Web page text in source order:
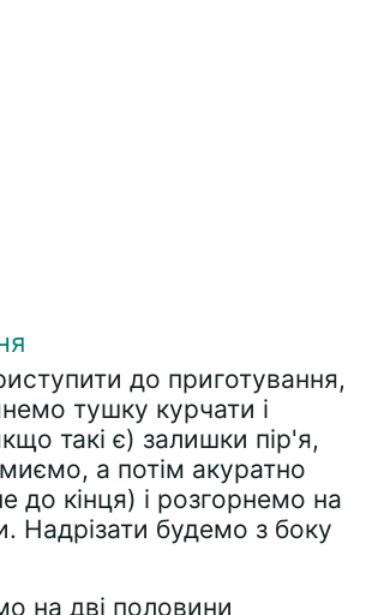
до приготування,
тушку курчати і
такі є) залишки пір'я,
а потім акуратно
до кінця) і розгорнемо на
Надрізати будемо з боку